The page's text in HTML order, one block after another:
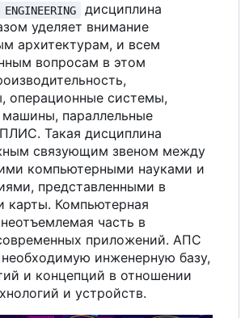
ENGINEERING
дисциплина
уделяет внимание
архитектурам, и всем
вопросам в этом
операционные системы,
машины, параллельные
Такая дисциплина
связующим звеном между
компьютерными науками и
представленными в
карты. Компьютерная
неотъемлемая часть в
приложений. АПС
инженерную базу,
и концепций в отношении
и устройств.